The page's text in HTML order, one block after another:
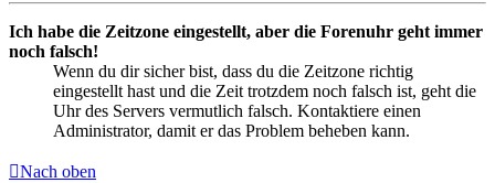
Ich habe die Zeitzone eingestellt, aber die Forenuhr geht immer
noch falsch!
Wenn du dir sicher bist, dass du die Zeitzone richtig
eingestellt hast und die Zeit trotzdem noch falsch ist, geht die
Uhr des Servers vermutlich falsch. Kontaktiere einen
Administrator, damit er das Problem beheben kann.
Nach oben